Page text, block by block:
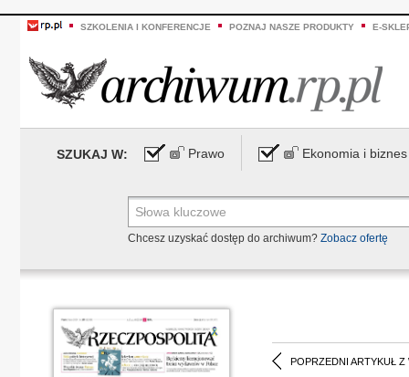
SZKOLENIA I KONFERENCJE POZNAJ NASZE PRODUKTY E-
SZUKAJ W: Prawo Ekonomia i biznes
Chcesz uzyskać dostęp do archiwum? Zobacz ofertę
POPRZEDNI ARTYKUŁ Z